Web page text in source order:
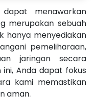
menawarkan
merupakan sebuah
hanya menyediakan
pemeliharaan,
jaringan secara
ini, Anda dapat fokus
kami memastikan
aman.